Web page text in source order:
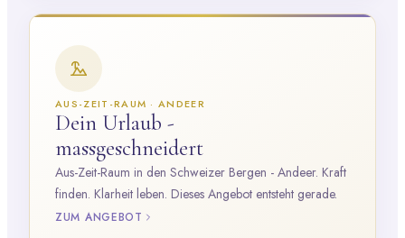
AUS-ZEIT-RAUM · ANDEER
Dein Urlaub -
massgeschneidert
Aus-Zeit-Raum in den Schweizer Bergen - Andeer. Kraft
finden. Klarheit leben. Dieses Angebot entsteht gerade.
ZUM ANGEBOT